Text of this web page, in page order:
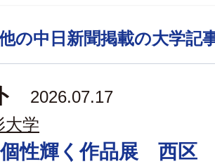
の中日新聞掲載の大学記
2026.07.17
大学
性輝く作品展 西区